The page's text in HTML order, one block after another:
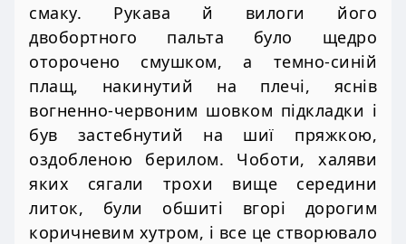
смаку. Рукава й вилоги його
двобортного пальта було щедро
оторочено смушком, а темно-синій
плащ, накинутий на плечі, яснів
вогненно-червоним шовком підкладки і
був застебнутий на шиї пряжкою,
оздобленою берилом. Чоботи, халяви
яких сягали трохи вище середини
литок, були обшиті вгорі дорогим
коричневим хутром, і все це створювало